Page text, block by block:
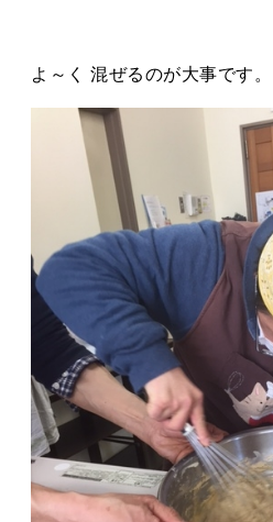
よ～く 混ぜるのが大事です。